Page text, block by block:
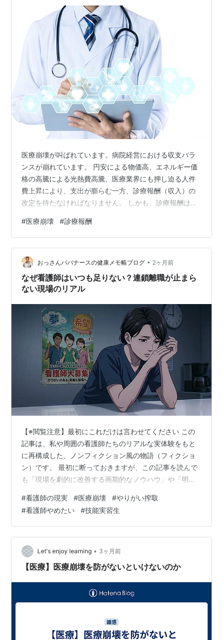
医療崩壊が叫ばれています。病院経営における収支バラ
ンスが崩れています。 円安による物価高、エネルギー価
格の高騰による光熱費高騰、医療業界にも押し迫る人件
費上昇により、支出が膨らむ一方、診療報酬（収入）の
改定を待たなければなりません。 しかも、診療報酬は、
「削減（適正化）」の傾向が続いています。
#医療崩壊 #診療報酬
おっさんパパナースの健康メモ帳ブログ • 2ヶ月前
なぜ看護師はいつも足りない？連鎖離職が止まら
ない現場のリアル
【※閲覧注意】最初にこれだけは言わせてください この
記事は、私や周囲の看護師たちのリアルな実体験をもと
に再構成した、ノンフィクション風の物語（フィクショ
ン）です。 最初に断っておきますが、この記事を読んで
も「現場を劇的に改善する画期的なノウハウ」や「明日
ません。 ただただ過酷な現場のリアルと、やり場のない
諦めが淡々と描かれるだけの、ある意味で「全く救いの
ない話」です。 「それでもいいよ」「自分と同じように
すり減っている現場の空気を共有したい」という方だ
け、この先にお進みください。 常勤・パートが同時離脱
で現場は詰み？医療崩壊から心を守る看護師…
#看護師の現実 #医療崩壊 #やりがい搾取
#看護師やめたい #技能実習生
Let's enjoy learning • 3ヶ月前
【医療】医療崩壊を防がないといけないのか